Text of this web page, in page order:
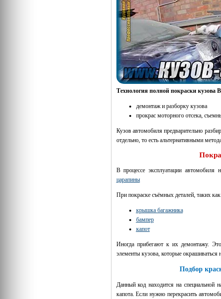
Технология полной покраски кузова
демонтаж и разборку кузова
прокрас моторного отсека,
Кузов автомобиля предварительно
отдельно, то есть альтернативными
В процессе эксплуатации автомобиля
царапины
При покраске съёмных деталей, таких как
крышка багажника
бампер
капот
Иногда прибегают к их демонтажу.
элементы кузова, которые окрашиваться
Подбор
Данный код находится на специальной
капота. Если нужно перекрасить